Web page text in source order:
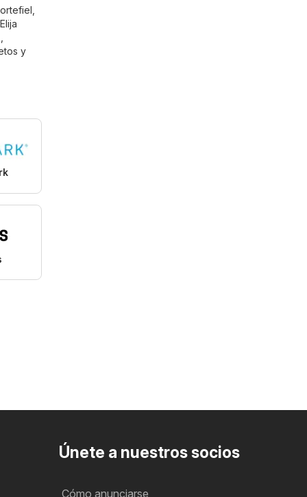
y
Únete a nuestros socios
Cómo anunciarse